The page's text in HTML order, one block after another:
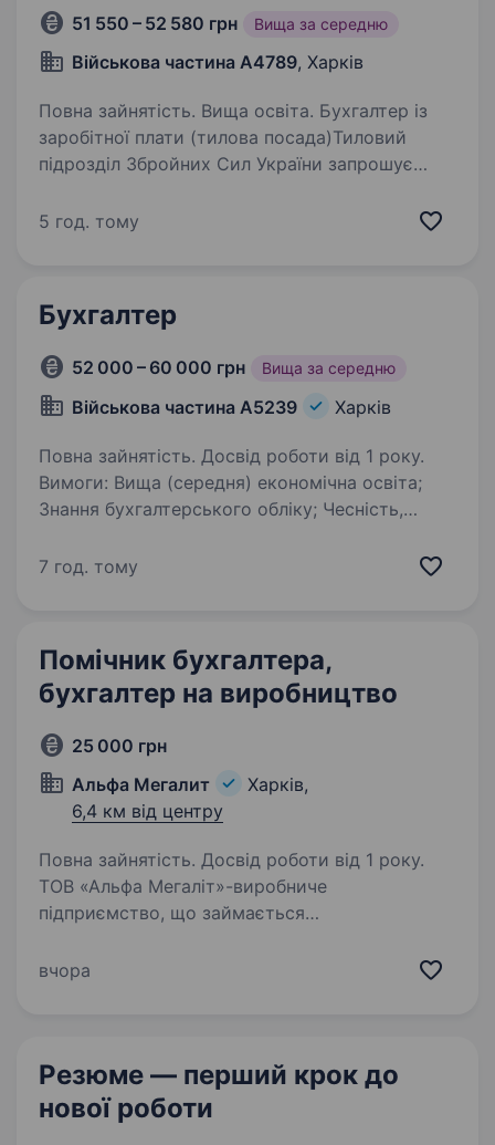
51 550 – 52 580 грн Вища за середню
Військова частина А4789, Харків
Повна зайнятість. Вища освіта. Бухгалтер із
заробітної плати (тилова посада)Тиловий
підрозділ Збройних Сил України запрошує
Робота здійснюється у тиловому підрозділі
5 год. тому
Бухгалтер
52 000 – 60 000 грн Вища за середню
Військова частина А5239 Харків
Повна зайнятість. Досвід роботи від 1 року.
Вимоги: Вища (середня) економічна освіта;
Знання бухгалтерського обліку; Чесність,
стійкість; Відповідальність, організованість
7 год. тому
Помічник бухгалтера,
бухгалтер на виробництво
25 000 грн
Альфа Мегалит
Харків,
6,4 км від центру
Повна зайнятість. Досвід роботи від 1 року.
ТОВ «Альфа Мегаліт»-виробниче
підприємство, що займається
бухгалтера. Графік роботи: Пн-Пт 08.00−16.30
вчора
Резюме — перший крок до
нової роботи